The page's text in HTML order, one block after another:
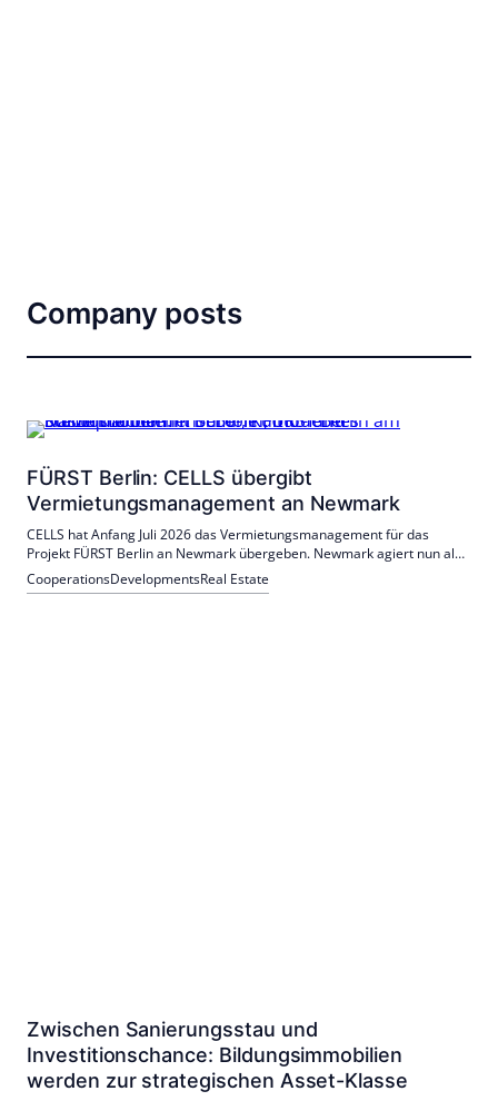
Company posts
FÜRST Berlin: CELLS übergibt
Vermietungsmanagement an Newmark
CELLS hat Anfang Juli 2026 das Vermietungsmanagement für das
Projekt FÜRST Berlin an Newmark übergeben. Newmark agiert nun als
Owners Representative und soll die internationale Mieteransprache
ausbauen. CELLS bleibt als Generalplaner verantwortlich.
CooperationsDevelopmentsReal Estate
Zwischen Sanierungsstau und
Investitionschance: Bildungsimmobilien
werden zur strategischen Asset-Klasse